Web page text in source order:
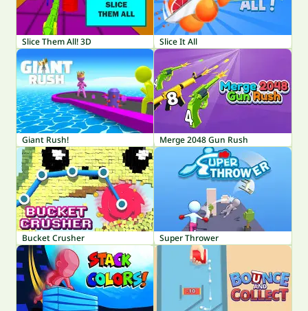
Slice Them All! 3D Slice It All
Giant Rush! Merge 2048 Gun Rush
Bucket Crusher Super Thrower